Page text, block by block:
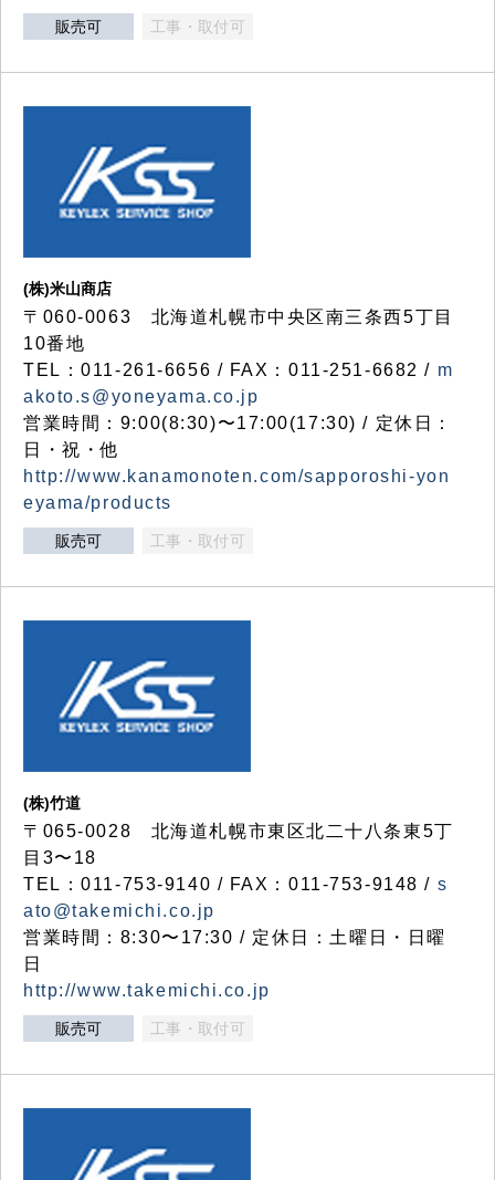
販売可 工事・取付可
(株)米山商店
〒060-0063 北海道札幌市中央区南三条西5丁目
10番地
TEL：011-261-6656 / FAX：011-251-6682 / m
akoto.s@yoneyama.co.jp
営業時間：9:00(8:30)〜17:00(17:30) / 定休日：
日・祝・他
http://www.kanamonoten.com/sapporoshi-yon
eyama/products
販売可 工事・取付可
(株)竹道
〒065-0028 北海道札幌市東区北二十八条東5丁
目3〜18
TEL：011-753-9140 / FAX：011-753-9148 / s
ato@takemichi.co.jp
営業時間：8:30〜17:30 / 定休日：土曜日・日曜
日
http://www.takemichi.co.jp
販売可 工事・取付可